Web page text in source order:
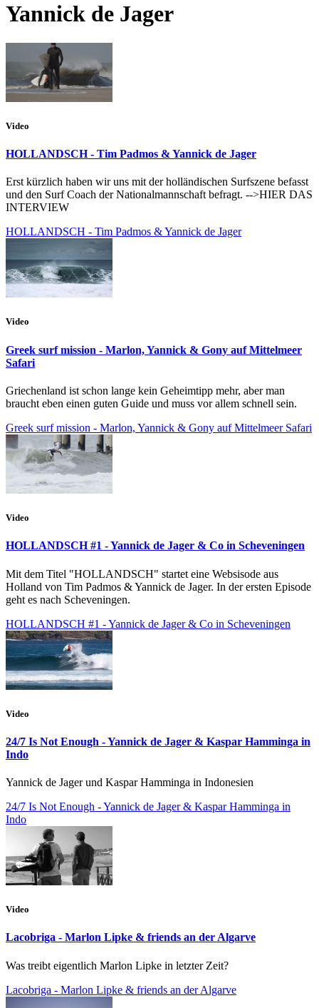
Yannick de Jager
Video
HOLLANDSCH - Tim Padmos & Yannick de Jager
Erst kürzlich haben wir uns mit der holländischen Surfszene befasst
und den Surf Coach der Nationalmannschaft befragt. -->HIER DAS
INTERVIEW
HOLLANDSCH - Tim Padmos & Yannick de Jager
Video
Greek surf mission - Marlon, Yannick & Gony auf Mittelmeer
Safari
Griechenland ist schon lange kein Geheimtipp mehr, aber man
braucht eben einen guten Guide und muss vor allem schnell sein.
Greek surf mission - Marlon, Yannick & Gony auf Mittelmeer Safari
Video
HOLLANDSCH #1 - Yannick de Jager & Co in Scheveningen
Mit dem Titel "HOLLANDSCH" startet eine Websisode aus
Holland von Tim Padmos & Yannick de Jager. In der ersten Episode
geht es nach Scheveningen.
HOLLANDSCH #1 - Yannick de Jager & Co in Scheveningen
Video
24/7 Is Not Enough - Yannick de Jager & Kaspar Hamminga in
Indo
Yannick de Jager und Kaspar Hamminga in Indonesien
24/7 Is Not Enough - Yannick de Jager & Kaspar Hamminga in
Indo
Video
Lacobriga - Marlon Lipke & friends an der Algarve
Was treibt eigentlich Marlon Lipke in letzter Zeit?
Lacobriga - Marlon Lipke & friends an der Algarve